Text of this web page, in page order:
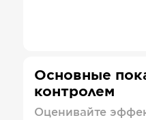
Основные
контролем
Оценивайте